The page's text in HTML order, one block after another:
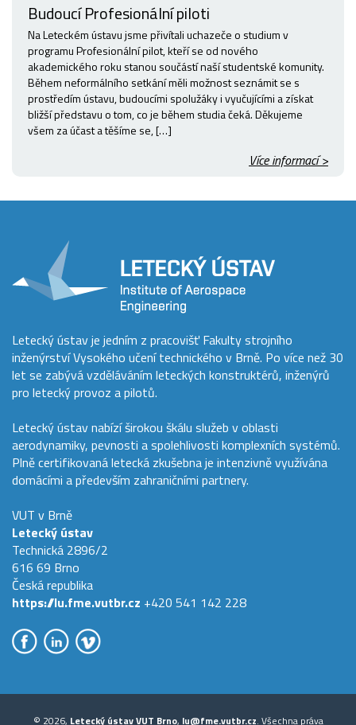
Budoucí Profesionální piloti
Na Leteckém ústavu jsme přivítali uchazeče o studium v
programu Profesionální pilot, kteří se od nového
akademického roku stanou součástí naší studentské komunity.
Během neformálního setkání měli možnost seznámit se s
prostředím ústavu, budoucími spolužáky i vyučujícími a získat
bližší představu o tom, co je během studia čeká. Děkujeme
všem za účast a těšíme se, […]
Více informací >
Letecký ústav je jedním z pracovišť Fakulty strojního
inženýrství Vysokého učení technického v Brně. Po více než 30
let se zabývá vzděláváním leteckých konstruktérů, inženýrů
pro letecký provoz a pilotů.
Letecký ústav nabízí širokou škálu služeb v oblasti
aerodynamiky, pevnosti a spolehlivosti komplexních systémů.
Plně certifikovaná letecká zkušebna je intenzivně využívána
domácími a především zahraničními partnery.
VUT v Brně
Letecký ústav
Technická 2896/2
616 69 Brno
Česká republika
https://lu.fme.vutbr.cz +420 541 142 228
© 2026, Letecký ústav VUT Brno, lu@fme.vutbr.cz. Všechna práva